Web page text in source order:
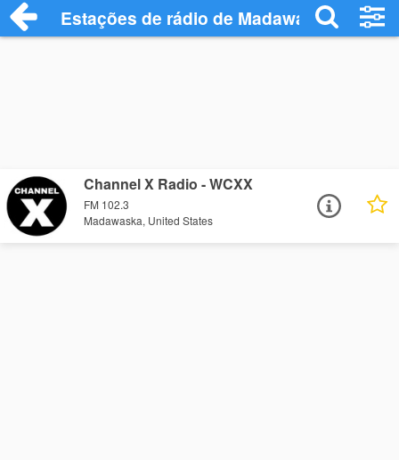
Estações de rádio de Madawaska -
Channel X Radio - WCXX
FM 102.3
Madawaska, United States